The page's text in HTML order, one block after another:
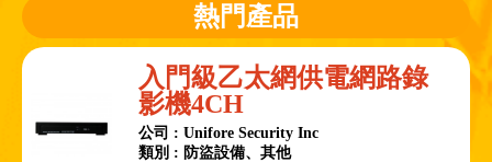
熱門產品
入門級乙太網供電網路錄
影機4CH
公司 : Unifore Security Inc
類別 : 防盜設備、其他